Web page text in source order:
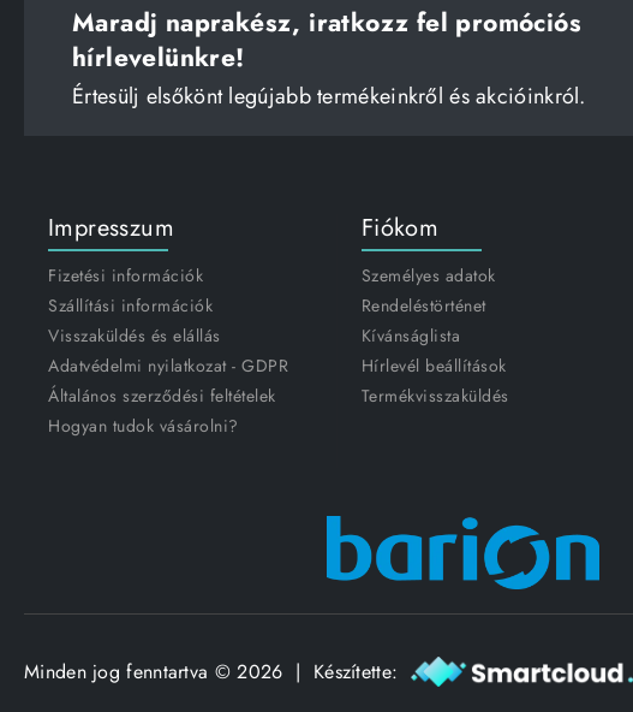
Maradj naprakész, iratkozz fel promóciós
hírlevelünkre!
Értesülj elsőkönt legújabb termékeinkről és akcióinkról.
Impresszum
Fizetési információk
Szállítási információk
Visszaküldés és elállás
Adatvédelmi nyilatkozat - GDPR
Általános szerződési feltételek
Hogyan tudok vásárolni?
Fiókom
Személyes adatok
Rendeléstörténet
Kívánságlista
Hírlevél beállítások
Termékvisszaküldés
Minden jog fenntartva © 2026 | Készítette: